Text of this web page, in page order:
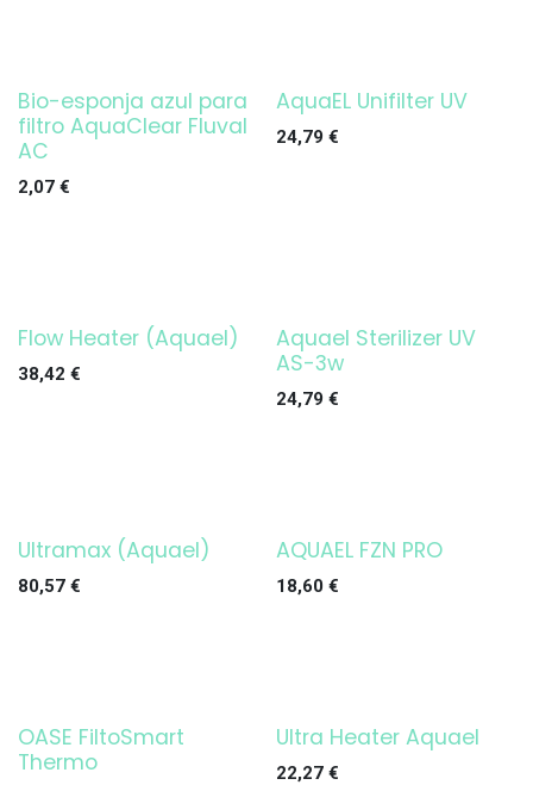
Bio-esponja azul para
filtro AquaClear Fluval
AC
2,07 €
¡OFERTA!
AquaEL Unifilter UV
24,79 €
¡OFERTA!
Flow Heater (Aquael)
38,42 € ¡OFERTA!
Aquael Sterilizer UV
AS-3w
24,79 €
¡OFERTA!
Ultramax (Aquael)
80,57 € ¡OFERTA!
AQUAEL FZN PRO
18,60€
¡OFERTA!
OASE FiltoSmart
Thermo
¡OFERTA!
Ultra Heater Aquael
22,27€